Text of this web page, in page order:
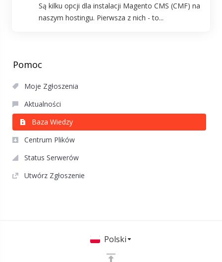
Pomoc
Moje Zgłoszenia
Aktualności
Baza Wiedzy
Centrum Plików
Status Serwerów
Utwórz Zgłoszenie
Są kilku opcji dla instalacji Magento CMS (CMF) na
naszym hostingu. Pierwsza z nich - to...
Polski